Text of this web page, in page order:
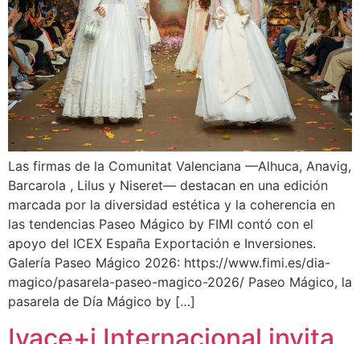
Las firmas de la Comunitat Valenciana —Alhuca, Anavig,
Barcarola , Lilus y Niseret— destacan en una edición
marcada por la diversidad estética y la coherencia en
las tendencias Paseo Mágico by FIMI contó con el
apoyo del ICEX España Exportación e Inversiones.
Galería Paseo Mágico 2026: https://www.fimi.es/dia-
magico/pasarela-paseo-magico-2026/ Paseo Mágico, la
pasarela de Día Mágico by […]
Ivace+i Internacional invita